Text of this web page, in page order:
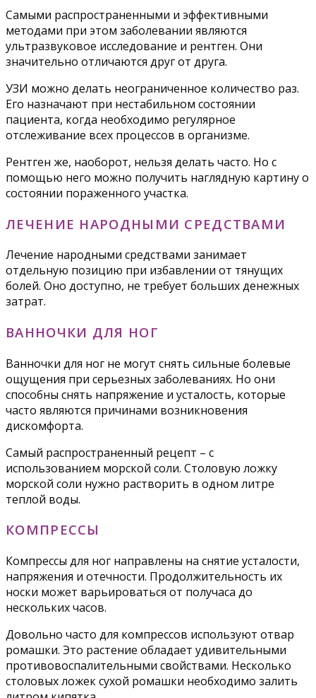
Самыми распространенными и эффективными
методами при этом заболевании являются
ультразвуковое исследование и рентген. Они
значительно отличаются друг от друга.
УЗИ можно делать неограниченное количество раз.
Его назначают при нестабильном состоянии
пациента, когда необходимо регулярное
отслеживание всех процессов в организме.
Рентген же, наоборот, нельзя делать часто. Но с
помощью него можно получить наглядную картину о
состоянии пораженного участка.
ЛЕЧЕНИЕ НАРОДНЫМИ СРЕДСТВАМИ
Лечение народными средствами занимает
отдельную позицию при избавлении от тянущих
болей. Оно доступно, не требует больших денежных
затрат.
ВАННОЧКИ ДЛЯ НОГ
Ванночки для ног не могут снять сильные болевые
ощущения при серьезных заболеваниях. Но они
способны снять напряжение и усталость, которые
часто являются причинами возникновения
дискомфорта.
Самый распространенный рецепт – с
использованием морской соли. Столовую ложку
морской соли нужно растворить в одном литре
теплой воды.
КОМПРЕССЫ
Компрессы для ног направлены на снятие усталости,
напряжения и отечности. Продолжительность их
носки может варьироваться от получаса до
нескольких часов.
Довольно часто для компрессов используют отвар
ромашки. Это растение обладает удивительными
противовоспалительными свойствами. Несколько
столовых ложек сухой ромашки необходимо залить